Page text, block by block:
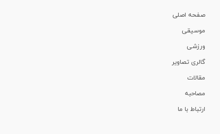
صفحه اصلی
موسیقی
ورزشی
گالری تصاویر
مقالات
مصاحبه
ارتباط با ما